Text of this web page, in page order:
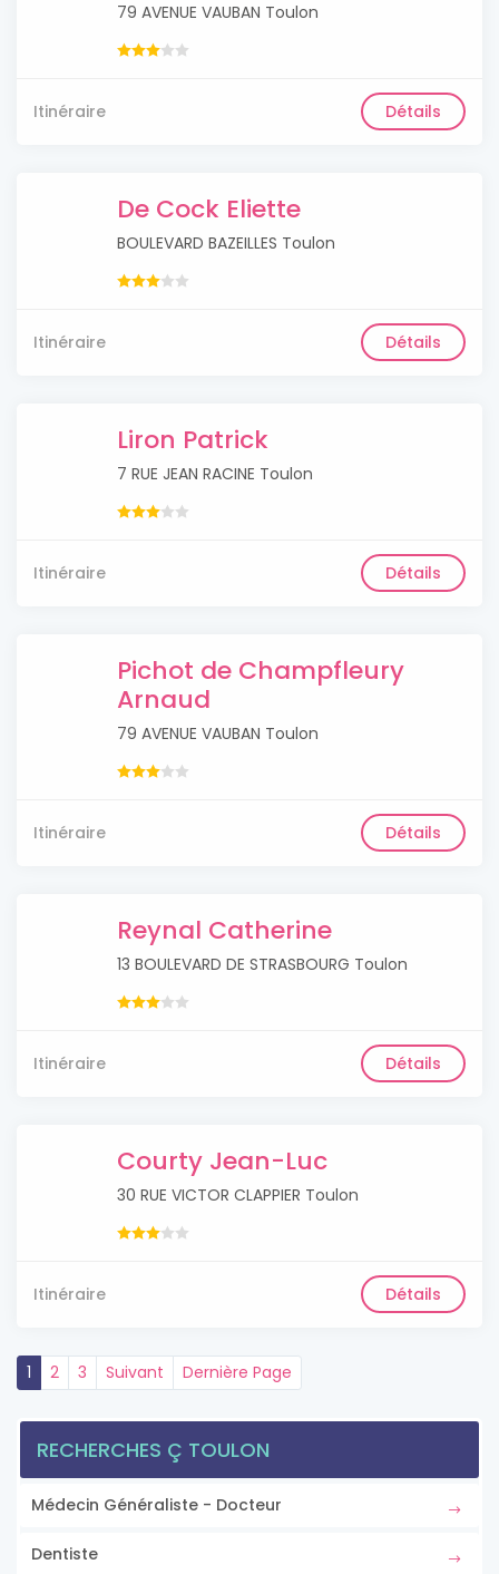
79 AVENUE VAUBAN Toulon
Itinéraire Détails
De Cock Eliette
BOULEVARD BAZEILLES Toulon
Itinéraire Détails
Liron Patrick
7 RUE JEAN RACINE Toulon
Itinéraire Détails
Pichot de Champfleury
Arnaud
79 AVENUE VAUBAN Toulon
Itinéraire Détails
Reynal Catherine
13 BOULEVARD DE STRASBOURG Toulon
Itinéraire Détails
Courty Jean-Luc
30 RUE VICTOR CLAPPIER Toulon
Itinéraire Détails
1 2 3 Suivant Dernière Page
RECHERCHES Ç TOULON
Médecin Généraliste - Docteur
Dentiste